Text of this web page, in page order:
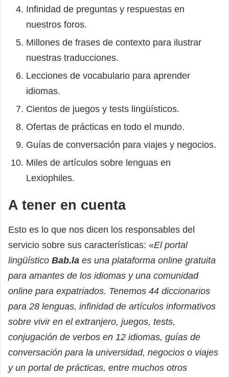
Infinidad de preguntas y respuestas en
nuestros foros.
Millones de frases de contexto para ilustrar
nuestras traducciones.
Lecciones de vocabulario para aprender
idiomas.
Cientos de juegos y tests lingüísticos.
Ofertas de prácticas en todo el mundo.
Guías de conversación para viajes y negocios.
Miles de artículos sobre lenguas en
Lexiophiles.
A tener en cuenta
Esto es lo que nos dicen los responsables del
servicio sobre sus características: «El portal
lingüístico Bab.la es una plataforma online gratuita
para amantes de los idiomas y una comunidad
online para expatriados. Tenemos 44 diccionarios
para 28 lenguas, infinidad de artículos informativos
sobre vivir en el extranjero, juegos, tests,
conjugación de verbos en 12 idiomas, guías de
conversación para la universidad, negocios o viajes
y un portal de prácticas, entre muchos otros